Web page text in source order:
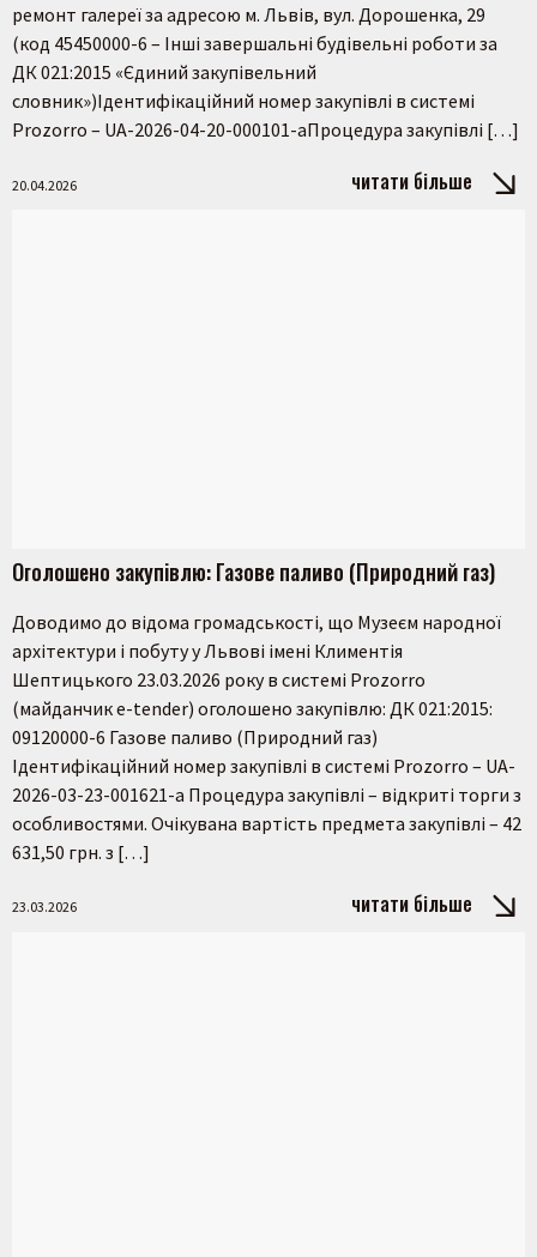
ремонт галереї за адресою м. Львів, вул. Дорошенка, 29
(код 45450000-6 – Інші завершальні будівельні роботи за
ДК 021:2015 «Єдиний закупівельний
словник»)Ідентифікаційний номер закупівлі в системі
Prozorro – UA-2026-04-20-000101-aПроцедура закупівлі […]
20.04.2026 читати більше
Оголошено закупівлю: Газове паливо (Природний газ)
Доводимо до відома громадськості, що Музеєм народної
архітектури і побуту у Львові імені Климентія
Шептицького 23.03.2026 року в системі Prozorro
(майданчик e-tender) оголошено закупівлю: ДК 021:2015:
09120000-6 Газове паливо (Природний газ)
Ідентифікаційний номер закупівлі в системі Prozorro – UA-
2026-03-23-001621-a Процедура закупівлі – відкриті торги з
особливостями. Очікувана вартість предмета закупівлі – 42
631,50 грн. з […]
23.03.2026 читати більше